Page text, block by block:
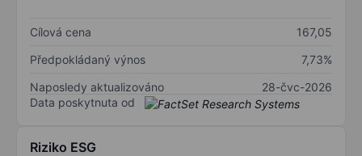
Cílová cena
167,05
Předpokládaný výnos
7,73%
Naposledy aktualizováno
28-čvc-2026
Data poskytnuta od
Riziko ESG